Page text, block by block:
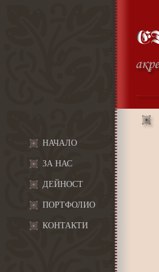
НАЧАЛО
ЗА НАС
ДЕЙНОСТ
ПОРТФОЛИО
КОНТАКТИ